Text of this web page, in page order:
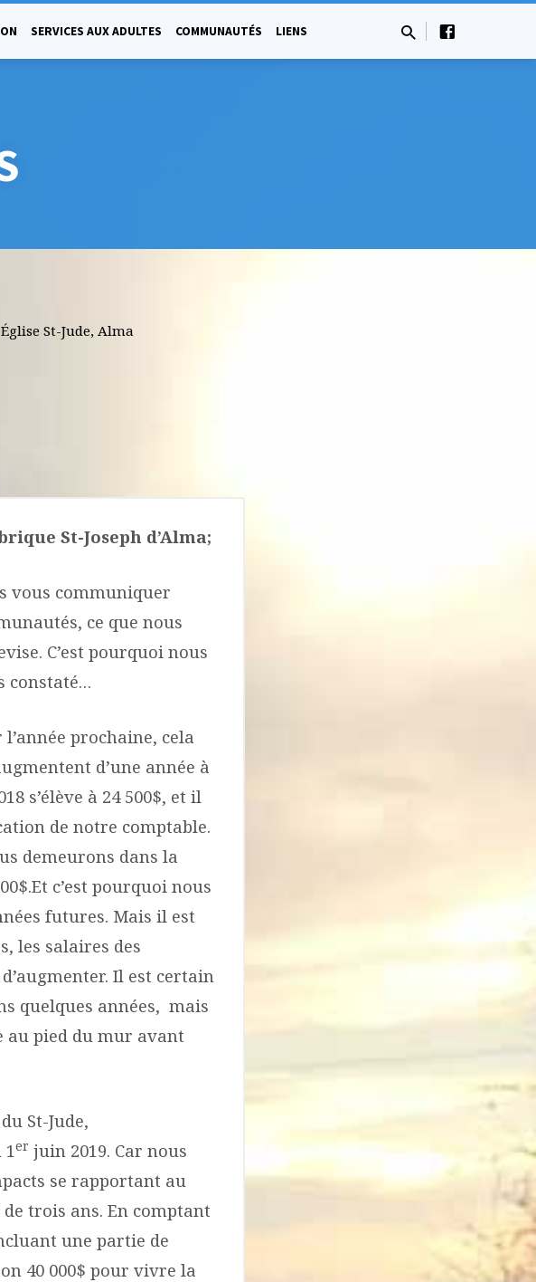
SERVICES AUX ADULTES COMMUNAUTÉS LIENS
Église St-Jude, Alma
St-Joseph d’Alma;
vous communiquer
ce que nous
C’est pourquoi nous
constaté…
prochaine, cela
d’une année à
s’élève à 24 500$, et il
de notre comptable.
demeurons dans la
c’est pourquoi nous
futures. Mais il est
les salaires des
Il est certain
quelques années, mais
au pied du mur avant
St-Jude,
er juin 2019. Car nous
se rapportant au
trois ans. En comptant
une partie de
40 000$ pour vivre la